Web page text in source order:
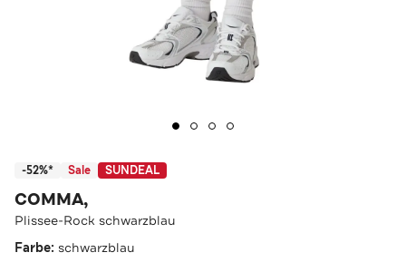
-52%* Sale SUNDEAL
COMMA,
Plissee-Rock schwarzblau
Farbe: schwarzblau